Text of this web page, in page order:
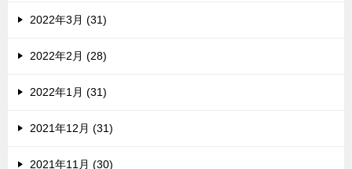
2022年3月 (31)
2022年2月 (28)
2022年1月 (31)
2021年12月 (31)
2021年11月 (30)